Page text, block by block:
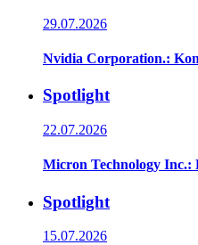
29.07.2026
Nvidia Corporation.:
Spotlight
22.07.2026
Micron Technology Inc.:
Spotlight
15.07.2026